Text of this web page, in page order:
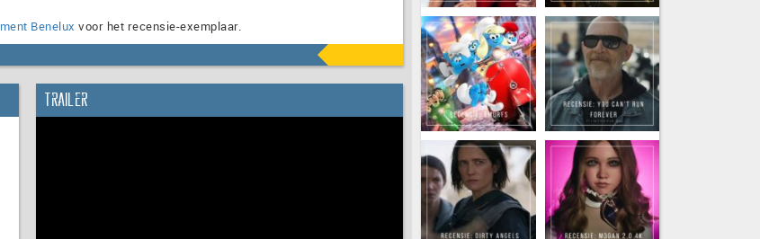
Benelux voor het recensie-exemplaar.
Trailer